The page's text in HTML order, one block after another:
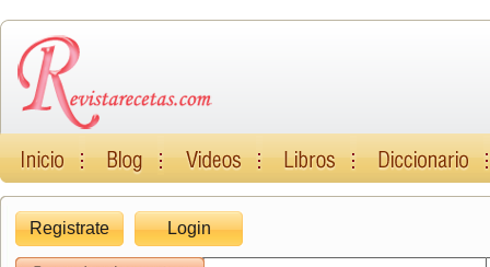
Registrate Login